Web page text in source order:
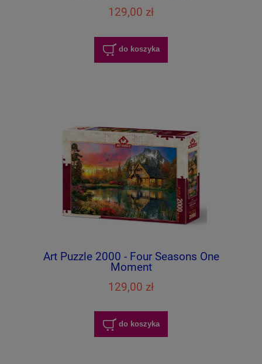
129,00 zł
do koszyka
Art Puzzle 2000 - Four Seasons One
Moment
129,00 zł
do koszyka